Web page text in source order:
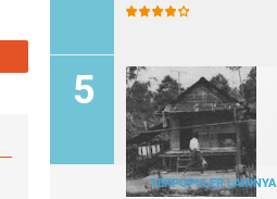
TERPOPULER LAINNYA